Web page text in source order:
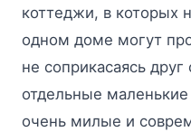
коттеджи, в которых
одном доме могут
не соприкасаясь
отдельные
очень милые и